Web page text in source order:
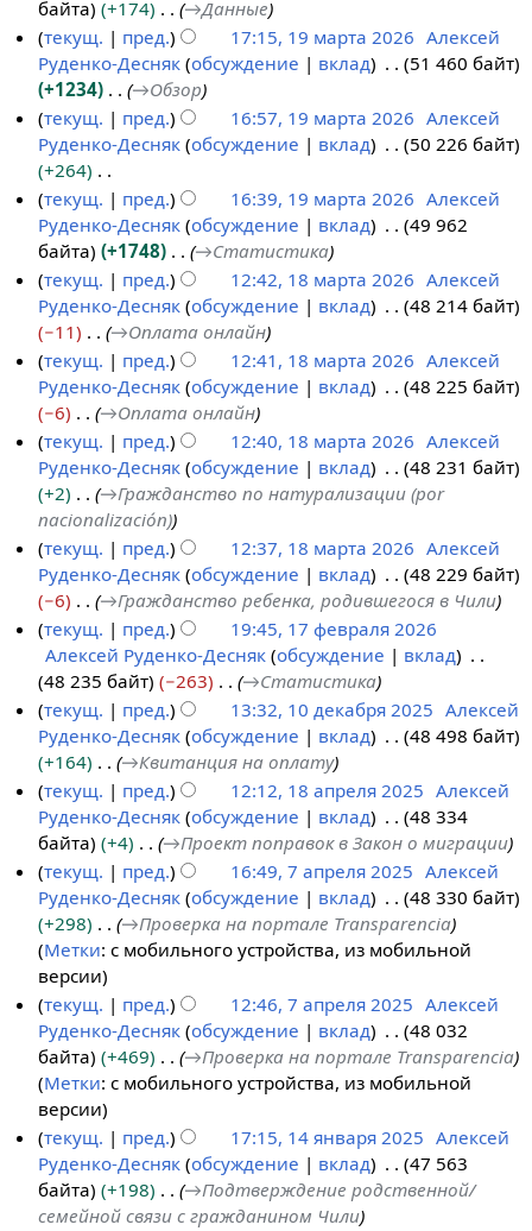
байта +174 →Данные
текущ.
пред. 17:15, 19 марта 2026 Алексей
Руденко-Десняк обсуждение вклад
51 460 байт
+1234
→Обзор
текущ.
пред. 16:57, 19 марта 2026 Алексей
Руденко-Десняк обсуждение вклад
50 226 байт
+264
Н
е
т
о
п
и
с
а
н
и
я
п
р
в
к
и
текущ. пред. 16:39, 19 марта 2026 Алексей
Руденко-Десняк обсуждение вклад
49 962
байта
+1748 →Статистика
м
т
2
текущ. пред. 12:42, 18 марта 2026 Алексей
Руденко-Десняк обсуждение вклад
48 214 байт
−11
→Оплата онлайн
текущ.
пред. 12:41, 18 марта 2026 Алексей
Руденко-Десняк обсуждение вклад
48 225 байт
−6
→Оплата онлайн
текущ.
пред. 12:40, 18 марта 2026 Алексей
Руденко-Десняк обсуждение вклад
48 231 байт
+2
→Гражданство по натурализации (por
nacionalización)
текущ.
пред. 12:37, 18 марта 2026 Алексей
Руденко-Десняк обсуждение вклад
48 229 байт
−6
→Гражданство ребенка, родившегося в Чили
ф
р
я
текущ. пред.
19:45, 17 февраля 2026
Алексей Руденко-Десняк обсуждение
вклад
48 235 байт
−263 →Статистика
д
а
0
текущ. пред. 13:32, 10 декабря 2025 Алексей
Руденко-Десняк обсуждение вклад
48 498 байт
+164
→Квитанция на оплату
а
я
текущ. пред. 12:12, 18 апреля 2025 Алексей
Руденко-Десняк обсуждение вклад
48 334
байта
+4 →Проект поправок в Закон о миграции
е
2
текущ. пред. 16:49, 7 апреля 2025 Алексей
Руденко-Десняк обсуждение вклад
48 330 байт
+298
→Проверка на портале Transparencia
Метки:с мобильного устройства из мобильной
версии
текущ.
пред. 12:46, 7 апреля 2025 Алексей
Руденко-Десняк обсуждение вклад
48 032
байта
+469 →Проверка на портале Transparencia
Метки:с мобильного устройства из мобильной
версии
текущ. пред. 17:15, 14 января 2025 Алексей
Руденко-Десняк обсуждение вклад
47 563
байта
+198 →Подтверждение родственной/
семейной связи с гражданином Чили